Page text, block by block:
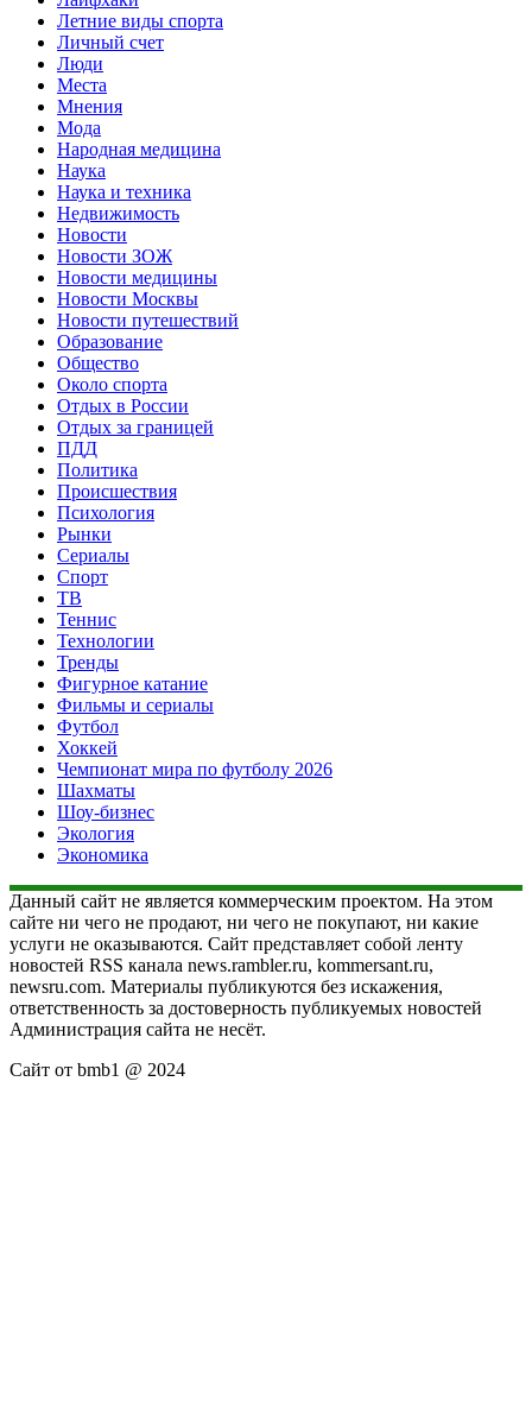
Летние виды спорта
Личный счет
Люди
Места
Мнения
Мода
Народная медицина
Наука
Наука и техника
Недвижимость
Новости
Новости ЗОЖ
Новости медицины
Новости Москвы
Новости путешествий
Образование
Общество
Около спорта
Отдых в России
Отдых за границей
ПДД
Политика
Происшествия
Психология
Рынки
Сериалы
Спорт
ТВ
Теннис
Технологии
Тренды
Фигурное катание
Фильмы и сериалы
Футбол
Хоккей
Чемпионат мира по футболу 2026
Шахматы
Шоу-бизнес
Экология
Экономика
Данный сайт не является коммерческим проектом. На этом
сайте ни чего не продают, ни чего не покупают, ни какие
услуги не оказываются. Сайт представляет собой ленту
новостей RSS канала news.rambler.ru, kommersant.ru,
newsru.com. Материалы публикуются без искажения,
ответственность за достоверность публикуемых новостей
Администрация сайта не несёт.
Сайт от bmb1 @ 2024